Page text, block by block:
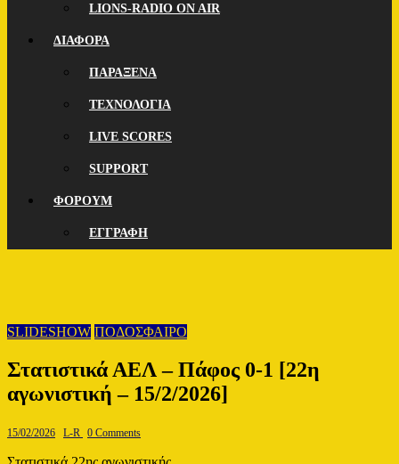
LIONS-RADIO ON AIR
ΔΙΑΦΟΡΑ
ΠΑΡΑΞΕΝΑ
ΤΕΧΝΟΛΟΓΙΑ
LIVE SCORES
SUPPORT
ΦΟΡΟΥΜ
ΕΓΓΡΑΦΗ
SLIDESHOW ΠΟΔΟΣΦΑΙΡΟ
Στατιστικά ΑΕΛ – Πάφος 0-1 [22η
αγωνιστική – 15/2/2026]
15/02/2026 L-R 0 Comments